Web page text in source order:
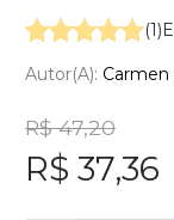
(1)
Autor(a):
R$ 47,20
R$ 37,36